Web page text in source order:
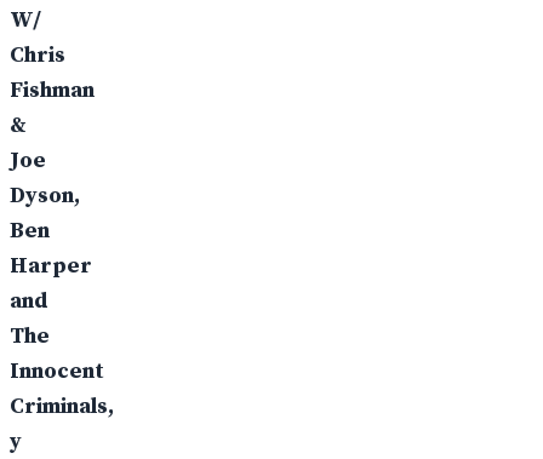
W/
Chris
Fishman
&
Joe
Dyson,
Ben
Harper
and
The
Innocent
Criminals,
y